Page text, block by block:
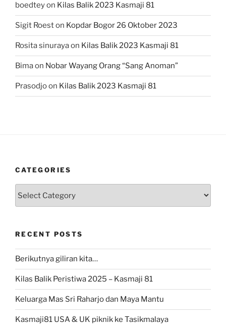
boedteyon Kilas Balik 2023 Kasmaji 81
Sigit Roeston Kopdar Bogor 26 Oktober 2023
Rosita sinurayaon Kilas Balik 2023 Kasmaji 81
Bimaon Nobar Wayang Orang “Sang Anoman”
Prasodjoon Kilas Balik 2023 Kasmaji 81
CATEGORIES
RECENT POSTS
Berikutnya giliran kita…
Kilas Balik Peristiwa 2025 – Kasmaji 81
Keluarga Mas Sri Raharjo dan Maya Mantu
Kasmaji81 USA & UK piknik ke Tasikmalaya